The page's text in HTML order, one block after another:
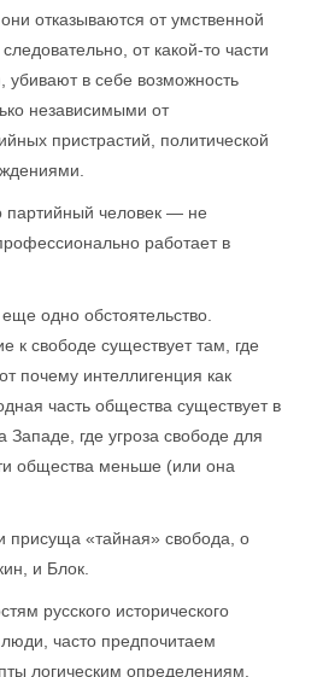
отказываются от умственной
от какой-то части
убивают в себе возможность
независимыми от
пристрастий, политической
партийный человек — не
работает в
одно обстоятельство.
к свободе существует там, где
почему интеллигенция как
часть общества существует в
Западе, где угроза свободе для
общества меньше (или она
присуща «тайная» свобода, о
и Блок.
русского исторического
часто предпочитаем
логическим определениям.